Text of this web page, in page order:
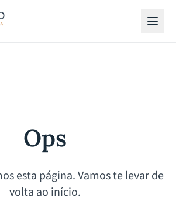
Ops
esta página. Vamos te levar de
volta ao início.